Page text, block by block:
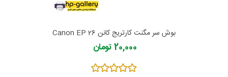
بوش سر مگنت کارتریج کانن Canon EP 26
20,000 تومان